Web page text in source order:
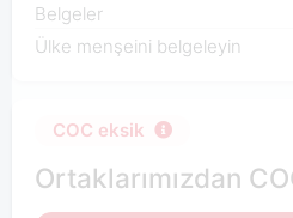
Belgeler
Ülke menşeini belgeleyin
COC eksik
Ortaklarımızdan